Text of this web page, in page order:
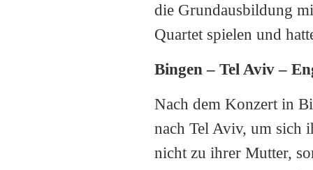
die Grundausbildung
Quartet spielen und
Bingen – Tel Aviv –
Nach dem Konzert in
nach Tel Aviv, um sich
nicht zu ihrer Mutter,